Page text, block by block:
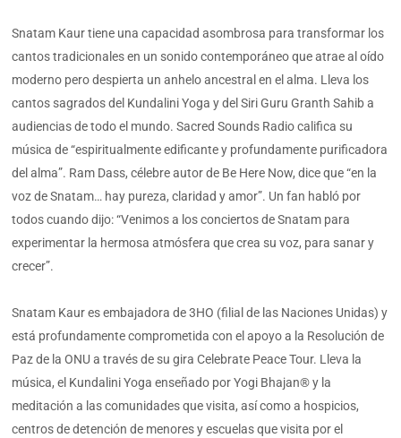
Snatam Kaur tiene una capacidad asombrosa para transformar los
cantos tradicionales en un sonido contemporáneo que atrae al oído
moderno pero despierta un anhelo ancestral en el alma. Lleva los
cantos sagrados del Kundalini Yoga y del Siri Guru Granth Sahib a
audiencias de todo el mundo. Sacred Sounds Radio califica su
música de “espiritualmente edificante y profundamente purificadora
del alma”. Ram Dass, célebre autor de Be Here Now, dice que “en la
voz de Snatam… hay pureza, claridad y amor”. Un fan habló por
todos cuando dijo: “Venimos a los conciertos de Snatam para
experimentar la hermosa atmósfera que crea su voz, para sanar y
crecer”.
Snatam Kaur es embajadora de 3HO (filial de las Naciones Unidas) y
está profundamente comprometida con el apoyo a la Resolución de
Paz de la ONU a través de su gira Celebrate Peace Tour. Lleva la
música, el Kundalini Yoga enseñado por Yogi Bhajan® y la
meditación a las comunidades que visita, así como a hospicios,
centros de detención de menores y escuelas que visita por el